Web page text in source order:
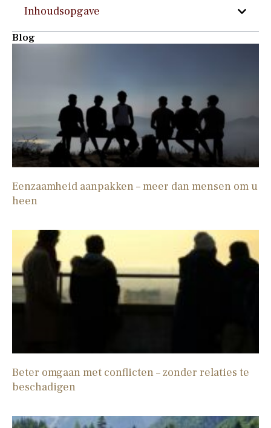
Inhoudsopgave
Blog
Eenzaamheid aanpakken – meer dan mensen om u
heen
Beter omgaan met conflicten – zonder relaties te
beschadigen